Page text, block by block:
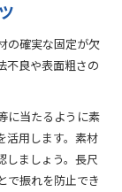
の確実な固定が欠
不良や表面粗さの
に当たるように素
活用します。素材
しましょう。長尺
で振れを防止でき